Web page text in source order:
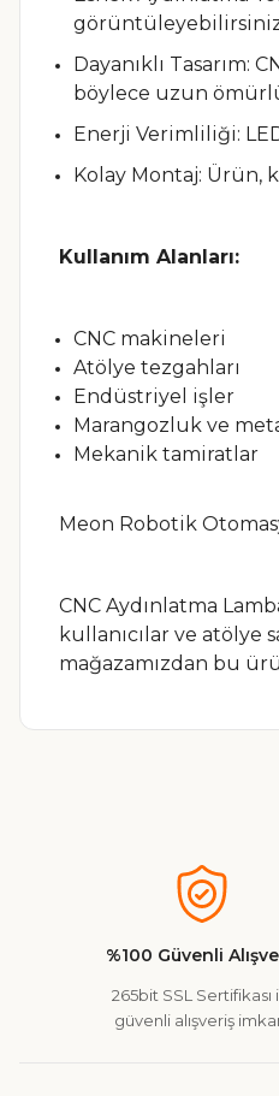
Dayanıklı
böylece uzun
Enerji Verimliliği:
Kolay Montaj: Ürün,
Kullanım Alanları:
CNC makineleri
Atölye tezgahları
Endüstriyel işler
Marangozluk ve
Mekanik tamiratlar
Meon Robotik
CNC Aydınlatma
kullanıcılar ve
mağazamızdan bu
Ürün resmi kalitesiz,
Ürün bilgilerinde hatalar
Ürün fiyatı diğer sitelerden
%100 Güvenli
265bit SSL Sertifikası
güvenli alışveriş